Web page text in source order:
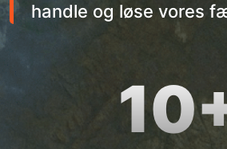
handle og løse vores